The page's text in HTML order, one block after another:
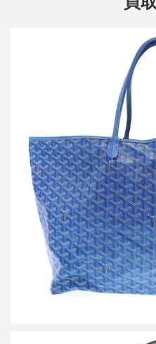
ゴヤール Saint Louis
買取金
詳し